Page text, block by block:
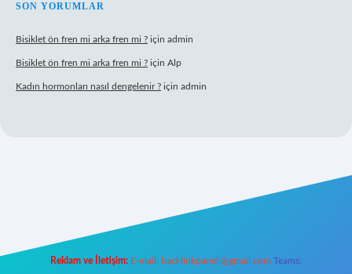
SON YORUMLAR
Bisiklet ön fren mi arka fren mi ? için admin
Bisiklet ön fren mi arka fren mi ? için Alp
Kadın hormonları nasıl dengelenir ? için admin
Reklam ve İletişim: E-mail: backlinkpaneli@gmail.com Teams: